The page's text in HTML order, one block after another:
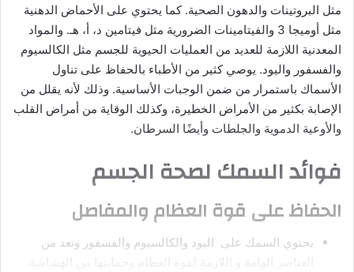
مثل البروتينات والدهون الصحية. كما يحتوي على الأحماض الدهنية
مثل أوميجا 3 والفيتامينات الضرورية مثل فيتامين د، أ، هـ. والمواد
المعدنية اللازمة للعديد من العمليات الحيوية للجسم مثل الكالسيوم
والفسفور واليود. يوصي كثير من الأطباء بالحفاظ على تناول
الأسماك باستمرار من ضمن الوجبات الأساسية. وذلك لأنه يقلل من
الإصابة بكثير من الأمراض الخطيرة، وكذلك الوقاية من أمراض القلب
والأوعية الدموية والجلطات وأيضًا السرطان.
فوائد السمك لصحة الجسم
الحفاظ على قوة العظام والمفاصل
يحتوي السمك على اليود والكالسيوم والفسفور وتعد من